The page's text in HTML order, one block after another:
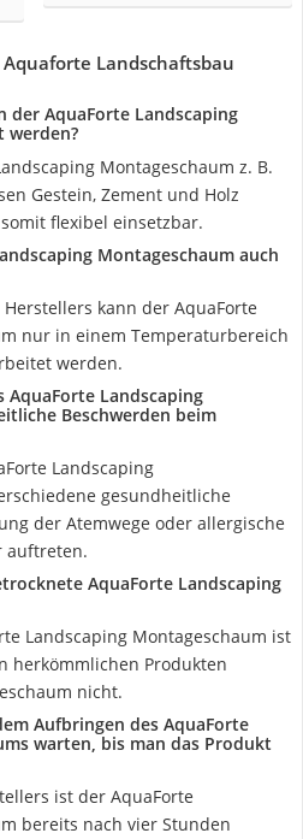
Landschaftsbau
der AquaForte Landscaping
werden?
Montageschaum z. B.
Gestein, Zement und Holz
flexibel einsetzbar.
Montageschaum auch
kann der AquaForte
nur in einem Temperaturbereich
werden.
AquaForte Landscaping
Beschwerden beim
Landscaping
gesundheitliche
der Atemwege oder allergische
auftreten.
AquaForte Landscaping
Landscaping Montageschaum ist
herkömmlichen Produkten
nicht.
Aufbringen des AquaForte
warten, bis man das Produkt
ist der AquaForte
bereits nach vier Stunden